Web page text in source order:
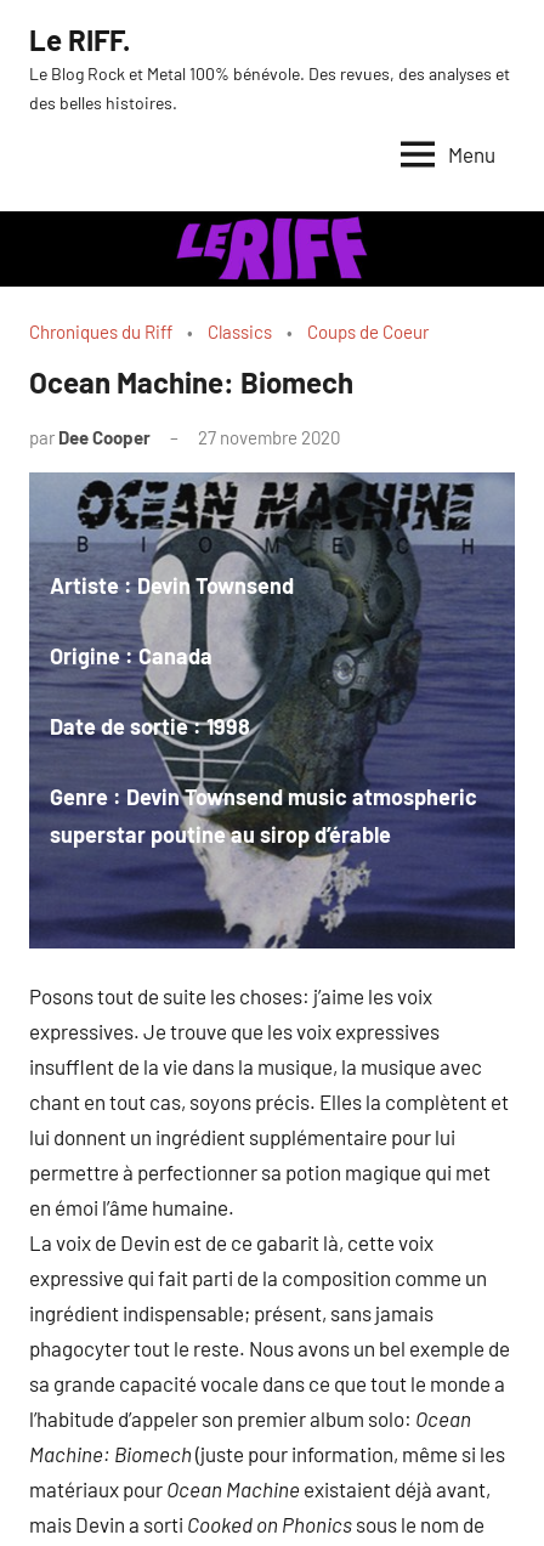
contenu
Le RIFF.
Le Blog Rock et Metal 100% bénévole. Des revues, des analyses et
des belles histoires.
Menu
Chroniques du Riff Classics Coups de Coeur
Ocean Machine: Biomech
par Dee Cooper 27 novembre 2020
commentaire
Artiste : Devin Townsend
Origine : Canada
Date de sortie :1998
Genre : Devin Townsend music atmospheric
superstar poutine au sirop d’érable
Posons tout de suite les choses: j’aime les voix
expressives. Je trouve que les voix expressives
insufflent de la vie dans la musique, la musique avec
chant en tout cas, soyons précis. Elles la complètent et
lui donnent un ingrédient supplémentaire pour lui
permettre à perfectionner sa potion magique qui met
en émoi l’âme humaine.
La voix de Devin est de ce gabarit là, cette voix
expressive qui fait parti de la composition comme un
ingrédient indispensable; présent, sans jamais
phagocyter tout le reste. Nous avons un bel exemple de
sa grande capacité vocale dans ce que tout le monde a
l’habitude d’appeler son premier album solo: Ocean
Machine: Biomech (juste pour information, même si les
matériaux pour Ocean Machine existaient déjà avant,
mais Devin a sorti Cooked on Phonics sous le nom de